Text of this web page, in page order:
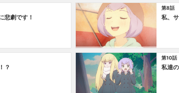
悲劇です！
第8話
私、
？
第10話
私達